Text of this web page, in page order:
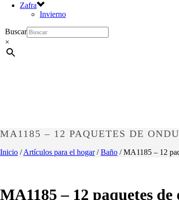
Zafra
Invierno
Buscar
×
MA1185 – 12 PAQUETES DE
Inicio /Artículos para el hogar/Baño / MA1185 – 12
MA1185 – 12 paquetes